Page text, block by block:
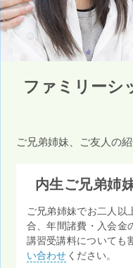
ファミリーシ
ご兄弟姉妹、ご友人の
内生ご兄弟姉
ご兄弟姉妹でお二人以
合、年間諸費・入会金
講習受講料についても
い合わせ ください。